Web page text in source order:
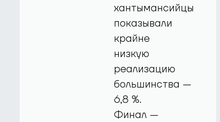
хантымансийцы
показывали
крайне
низкую
реализацию
большинства —
6,8 %.
Финал —